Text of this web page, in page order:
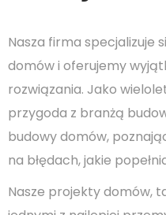
Nasza firma specjalizuje
domów i oferujemy
rozwiązania. Jako
przygoda z branżą
budowy domów,
na błędach, jakie
Nasze projekty domów,